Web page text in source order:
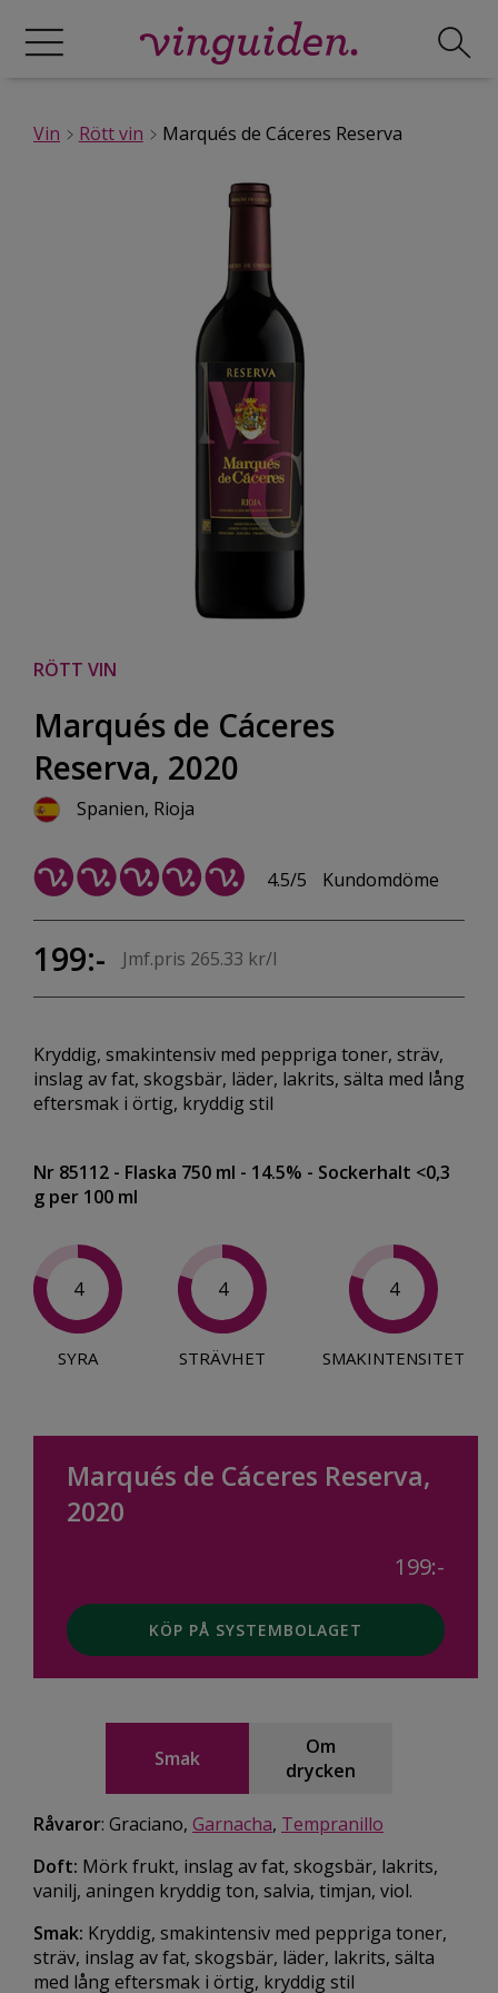
Vin Rött vin Marqués de Cáceres Reserva
RÖTT VIN
Marqués de Cáceres
Reserva, 2020
Spanien, Rioja
4.5/5 Kundomdöme
199:- Jmf.pris 265.33 kr/l
Kryddig, smakintensiv med peppriga toner, sträv,
inslag av fat, skogsbär, läder, lakrits, sälta med lång
eftersmak i örtig, kryddig stil
Nr 85112 - Flaska 750 ml - 14.5% - Sockerhalt <0,3
g per 100 ml
4
SYRA
4
STRÄVHET
4
SMAKINTENSITET
Marqués de Cáceres Reserva,
2020
199:-
KÖP PÅ SYSTEMBOLAGET
Smak
Om
drycken
Råvaror: Graciano, Garnacha, Tempranillo
Doft: Mörk frukt, inslag av fat, skogsbär, lakrits,
vanilj, aningen kryddig ton, salvia, timjan, viol.
Smak: Kryddig, smakintensiv med peppriga toner,
sträv, inslag av fat, skogsbär, läder, lakrits, sälta
med lång eftersmak i örtig, kryddig stil